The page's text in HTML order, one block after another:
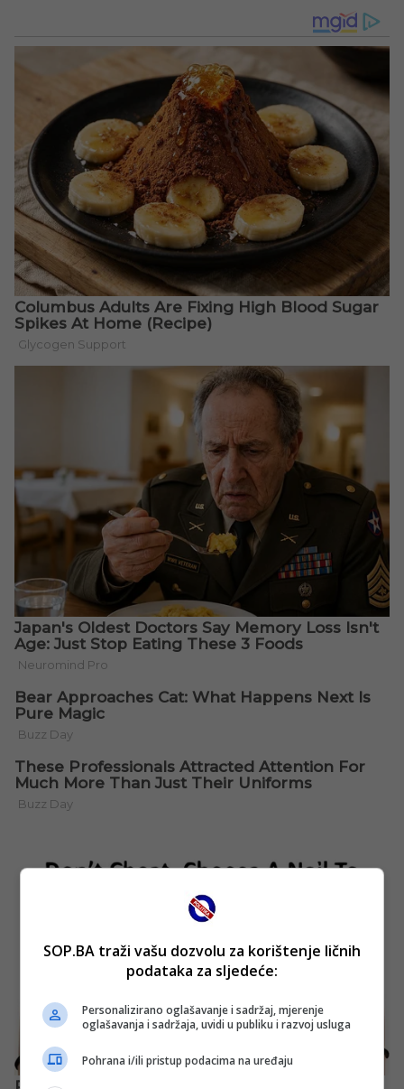
SOP.BA traži vašu dozvolu za korištenje ličnih
podataka za sljedeće:
Personalizirano oglašavanje i sadržaj, mjerenje
oglašavanja i sadržaja, uvidi u publiku i razvoj usluga
Pohrana i/ili pristup podacima na uređaju